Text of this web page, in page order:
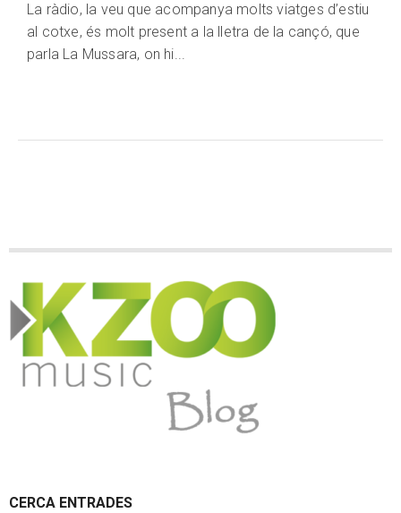
La ràdio, la veu que acompanya molts viatges d’estiu
al cotxe, és molt present a la lletra de la cançó, que
parla La Mussara, on hi...
CERCA ENTRADES